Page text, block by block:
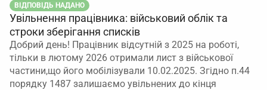
ВІДПОВІДЬ НАДАНО
Увільнення працівника: військовий облік та
строки зберігання списків
Добрий день! Працівник відсутній з 2025 на роботі,
тільки в лютому 2026 отримали лист з військової
частини,що його мобілізували 10.02.2025. Згідно п.44
порядку 1487 залишаємо увільнених до кінця